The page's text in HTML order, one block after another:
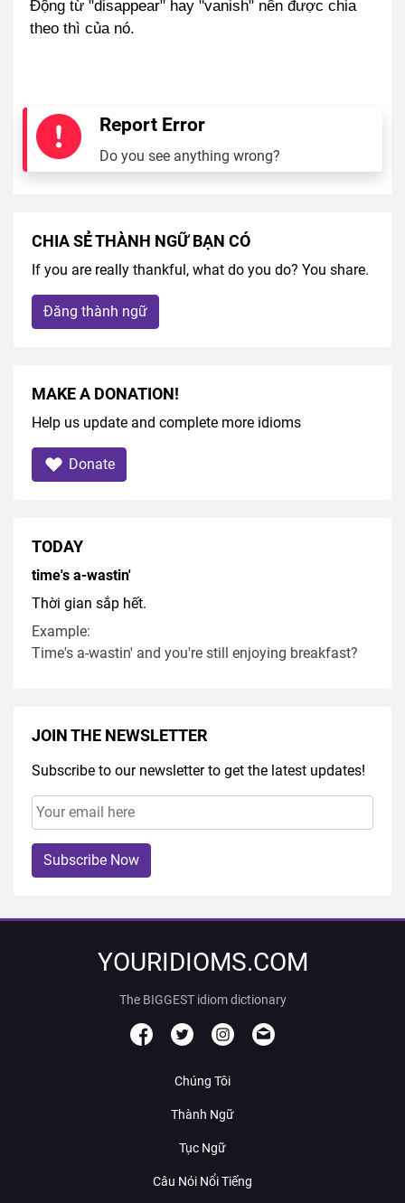
Động từ "disappear" hay "vanish" nên được chia
theo thì của nó.
Report Error
Do you see anything wrong?
CHIA SẺ THÀNH NGỮ BẠN CÓ
If you are really thankful, what do you do? You share.
Đăng thành ngữ
MAKE A DONATION!
Help us update and complete more idioms
Donate
TODAY
time's a-wastin'
Thời gian sắp hết.
Example:
Time's a-wastin' and you're still enjoying breakfast?
JOIN THE NEWSLETTER
Subscribe to our newsletter to get the latest updates!
Subscribe Now
YOURIDIOMS.COM
The BIGGEST idiom dictionary
Chúng Tôi
Thành Ngữ
Tục Ngữ
Câu Nói Nổi Tiếng